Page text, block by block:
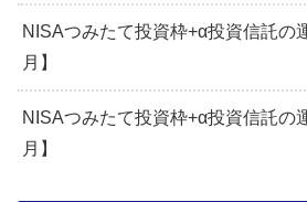
NISAつみたて投資枠+α投資信託の
月】
NISAつみたて投資枠+α投資信託の
月】